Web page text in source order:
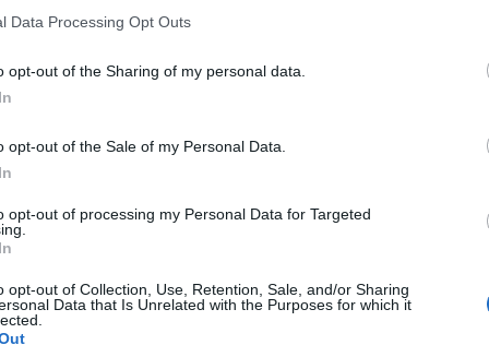
Data Processing Opt Outs
opt-out of the Sharing of my personal data.
opt-out of the Sale of my Personal Data.
opt-out of processing my Personal Data for Targeted
opt-out of Collection, Use, Retention, Sale, and/or Sharing
Data that Is Unrelated with the Purposes for which it
αριστερά Λ. Κηφισίας. Διαδρομή από
Περικλέους, αριστερά Αυτοκρ. Ηρακλείου
Αγγλικών σε μόνο 2 ημέρες στα χέρια